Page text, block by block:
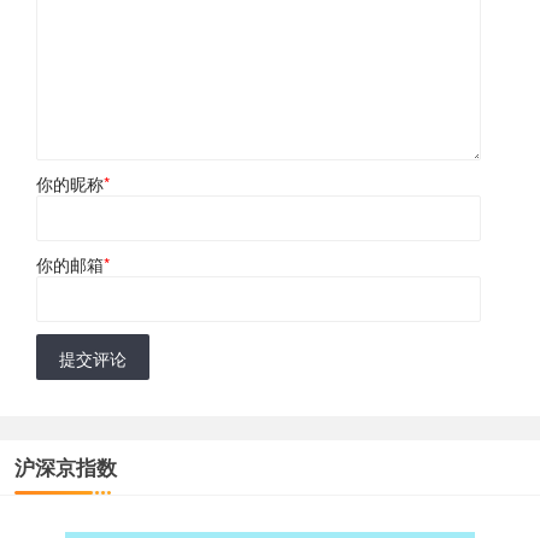
你的昵称*
你的邮箱*
提交评论
沪深京指数